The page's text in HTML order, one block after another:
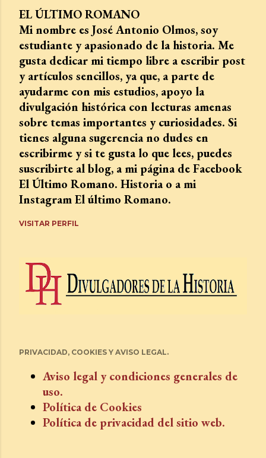
EL ÚLTIMO ROMANO
Mi nombre es José Antonio Olmos, soy
estudiante y apasionado de la historia. Me
gusta dedicar mi tiempo libre a escribir post
y artículos sencillos, ya que, a parte de
ayudarme con mis estudios, apoyo la
divulgación histórica con lecturas amenas
sobre temas importantes y curiosidades. Si
tienes alguna sugerencia no dudes en
escribirme y si te gusta lo que lees, puedes
suscribirte al blog, a mi página de Facebook
El Último Romano. Historia o a mi
Instagram El último Romano.
VISITAR PERFIL
PRIVACIDAD, COOKIES Y AVISO LEGAL.
Aviso legal y condiciones generales de
uso.
Política de Cookies
Política de privacidad del sitio web.